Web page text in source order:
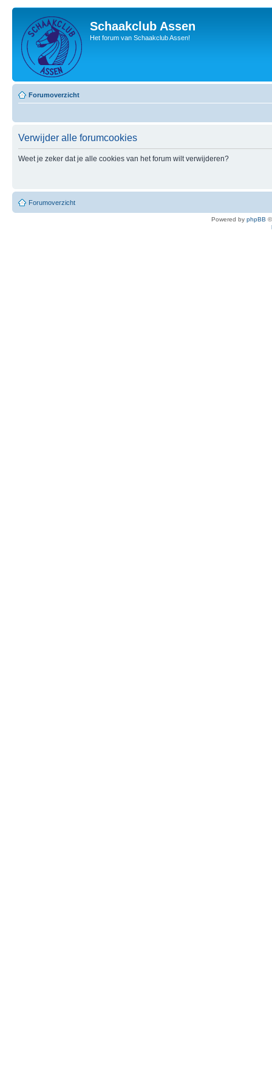
Schaakclub Assen
Het forum van Schaakclub Assen!
Forumoverzicht
Verwijder alle forumcookies
Weet je zeker dat je alle cookies van het forum wilt verwijderen?
Forumoverzicht
Powered by phpBB